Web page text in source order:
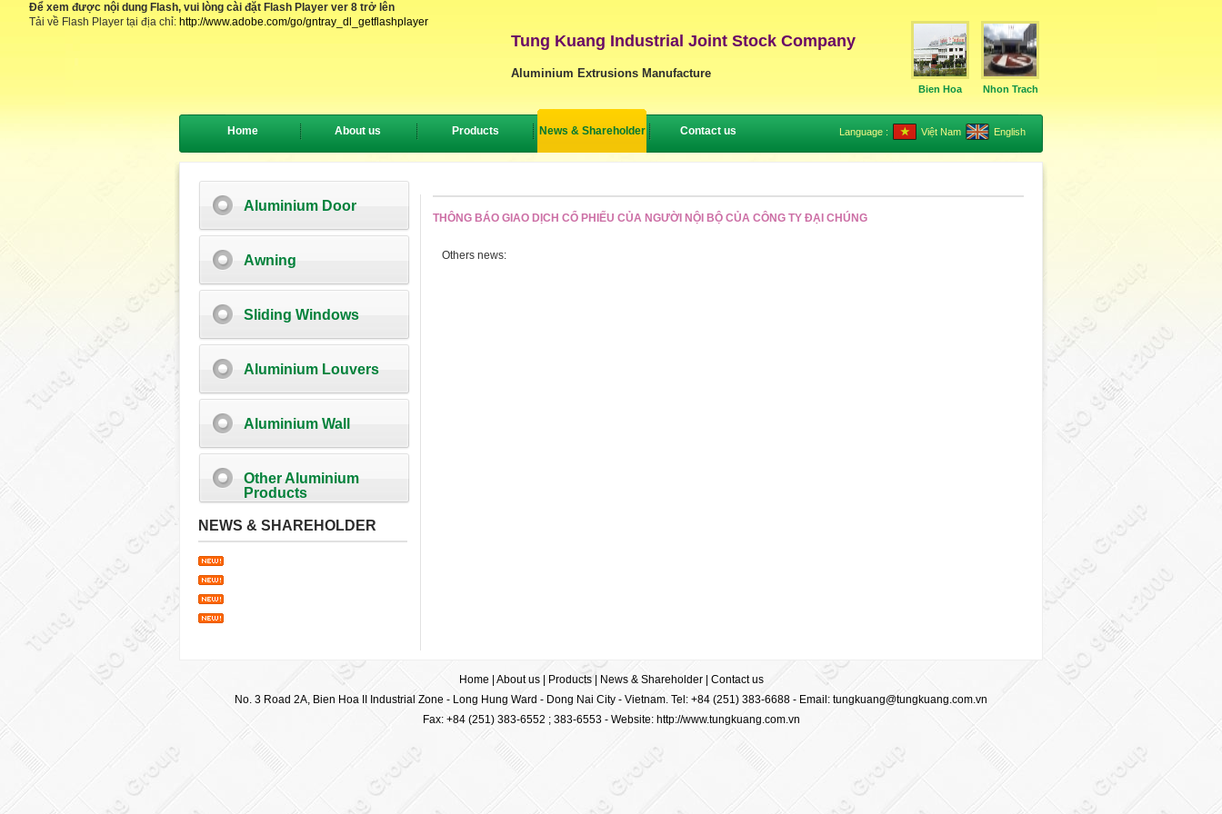
Để xem được nội dung Flash, vui lòng cài đặt Flash Player ver 8 trở lên
Tải về Flash Player tại địa chỉ: http://www.adobe.com/go/gntray_dl_getflashplayer
Tung Kuang Industrial Joint Stock Company
Aluminium Extrusions Manufacture
Bien Hoa Nhon Trach
Home About us Products News & Shareholder Contact us Language : Việt Nam English
Aluminium Door
Awning
Sliding Windows
Aluminium Louvers
Aluminium Wall
Other Aluminium
Products
NEWS & SHAREHOLDER
THÔNG BÁO GIAO DỊCH CỔ PHIẾU CỦA NGƯỜI NỘI BỘ CỦA CÔNG TY ĐẠI CHÚNG
Others news:
Home About us| Products| News & Shareholder| Contact us
No. 3 Road 2A, Bien Hoa II Industrial Zone - Long Hung Ward - Dong Nai City - Vietnam. Tel: +84 (251) 383-6688 - Email: tungkuang@tungkuang.com.vn
Fax: +84 (251) 383-6552 ; 383-6553 - Website: http://www.tungkuang.com.vn